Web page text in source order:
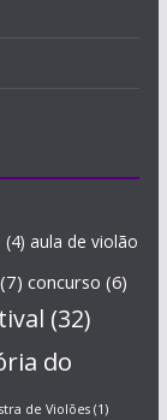
(4) aula de violão
(7) concurso (6)
(32)
do
de Violões(1)